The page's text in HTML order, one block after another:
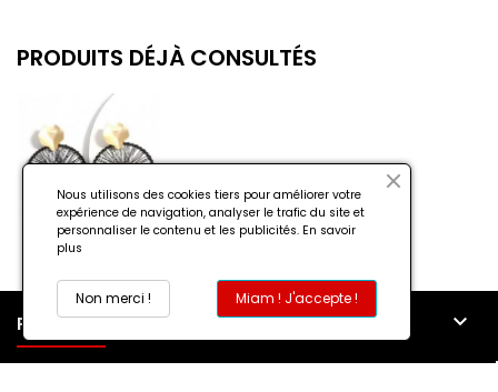
PRODUITS DÉJÀ CONSULTÉS
PRODUITS 
Nous utilisons des cookies tiers pour améliorer votre
expérience de navigation, analyser le trafic du site et
personnaliser le contenu et les publicités. En savoir
plus
Miam ! J'accepte !
Non merci !